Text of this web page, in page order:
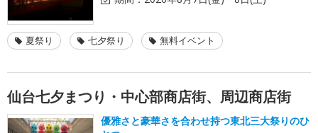
夏祭り 七夕祭り 無料イベント
仙台七夕まつり・中心部商店街、周辺商店街
優雅さと豪華さを合わせ持つ東北三大祭りのひ